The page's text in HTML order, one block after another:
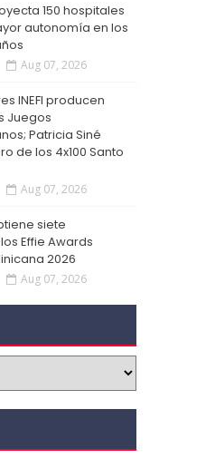
150 hospitales
autonomía en los
Aug 07, 2026
INEFI producen
Juegos
Patricia Siné
de los 4x100 Santo
Aug 07, 2026
siete
Effie Awards
2026
Aug 07, 2026